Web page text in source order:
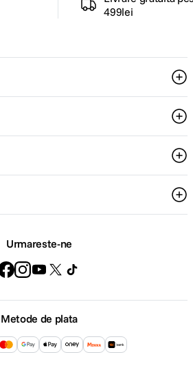
499lei
Urmareste-ne
Metode de plata